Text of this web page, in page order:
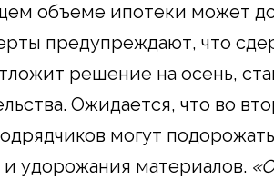
объеме ипотеки может
предупреждают, что
решение на осень,
Ожидается, что во
могут
удорожания материалов.